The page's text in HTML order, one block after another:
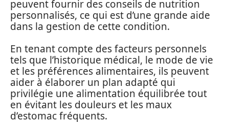
peuvent fournir des conseils de nutrition
personnalisés, ce qui est d’une grande aide
dans la gestion de cette condition.
En tenant compte des facteurs personnels
tels que l’historique médical, le mode de vie
et les préférences alimentaires, ils peuvent
aider à élaborer un plan adapté qui
privilégie une alimentation équilibrée tout
en évitant les douleurs et les maux
d’estomac fréquents.